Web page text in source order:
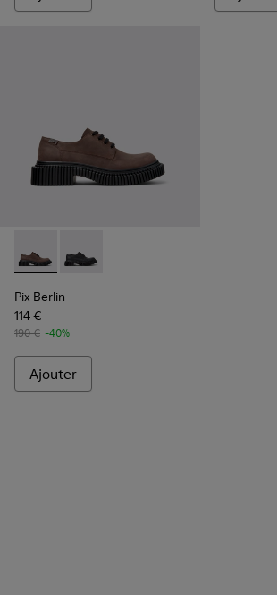
Pix Berlin - K101051-002 - Chaussures
Pix Berlin - K101051-004 -
Pix Berlin
114 €
190 € -40%
Ajouter